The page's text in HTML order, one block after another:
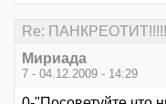
Re:
Мириада
7 - 04.12.2009 - 14:29